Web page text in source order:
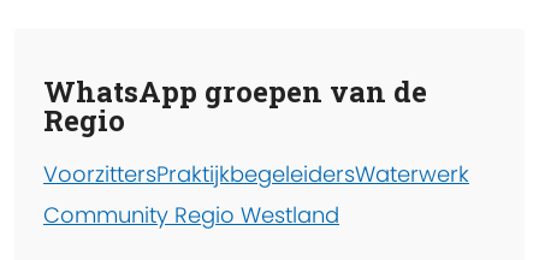
WhatsApp groepen van de
Regio
VoorzittersPraktijkbegeleidersWaterwerk
Community Regio Westland